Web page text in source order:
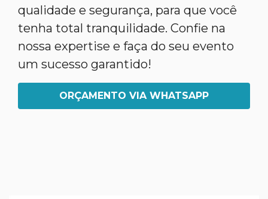
qualidade e segurança, para que você
tenha total tranquilidade. Confie na
nossa expertise e faça do seu evento
um sucesso garantido!
ORÇAMENTO VIA WHATSAPP